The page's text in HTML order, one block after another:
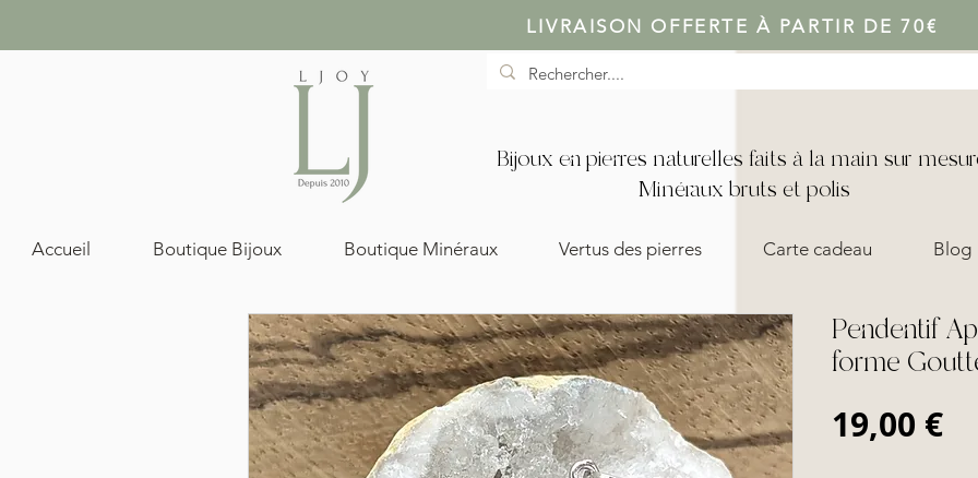
LIVRAISON OFFERTE À PARTIR DE 70€
Bijoux en pierres naturelles faits à la main sur
Minéraux bruts et polis
Accueil Boutique Bijoux Boutique Minéraux Vertus des pierres Carte cadeau Blog
Pendentif
forme
19,00 €